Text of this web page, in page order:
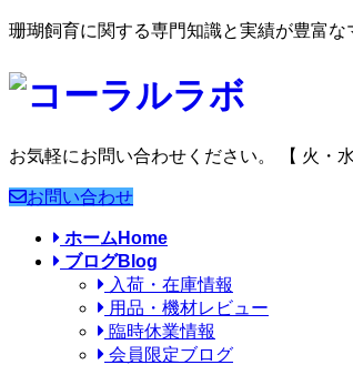
珊瑚飼育に関する専門知識と実績が豊富
お気軽にお問い合わせください。 【 火・
お問い合わせ
ホーム Home
ブログBlog
入荷・在庫情報
用品・機材レビュー
臨時休業情報
会員限定ブログ